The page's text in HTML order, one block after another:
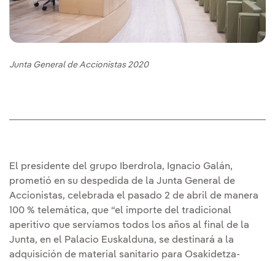
Junta General de Accionistas 2020
El presidente del grupo Iberdrola, Ignacio Galán,
prometió en su despedida de la Junta General de
Accionistas, celebrada el pasado 2 de abril de manera
100 % telemática, que “el importe del tradicional
aperitivo que servíamos todos los años al final de la
Junta, en el Palacio Euskalduna, se destinará a la
adquisición de material sanitario para Osakidetza-